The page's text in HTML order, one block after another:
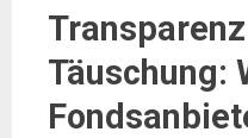
Täuschung: